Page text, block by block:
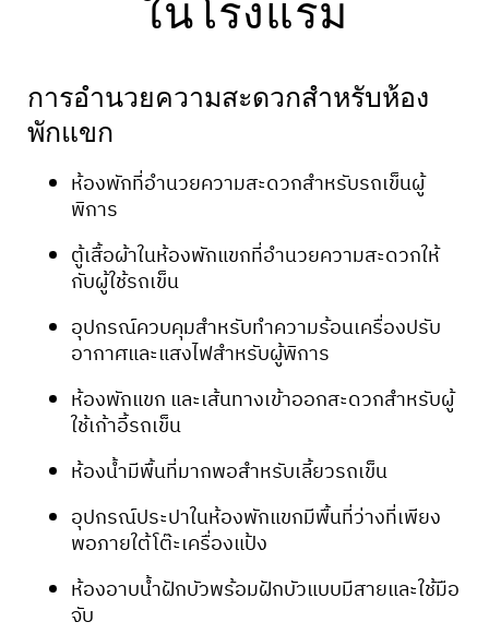
ในโรงแรม
การอำนวยความสะดวกสำหรับห้อง
พักแขก
ห้องพักที่อำนวยความสะดวกสำหรับรถเข็นผู้
พิการ
ตู้เสื้อผ้าในห้องพักแขกที่อำนวยความสะดวกให้
กับผู้ใช้รถเข็น
อุปกรณ์ควบคุมสำหรับทำความร้อนเครื่องปรับ
อากาศและแสงไฟสำหรับผู้พิการ
ห้องพักแขก และเส้นทางเข้าออกสะดวกสำหรับผู้
ใช้เก้าอี้รถเข็น
ห้องน้ำมีพื้นที่มากพอสำหรับเลี้ยวรถเข็น
อุปกรณ์ประปาในห้องพักแขกมีพื้นที่ว่างที่เพียง
พอภายใต้โต๊ะเครื่องแป้ง
ห้องอาบน้ำฝักบัวพร้อมฝักบัวแบบมีสายและใช้มือ
จับ